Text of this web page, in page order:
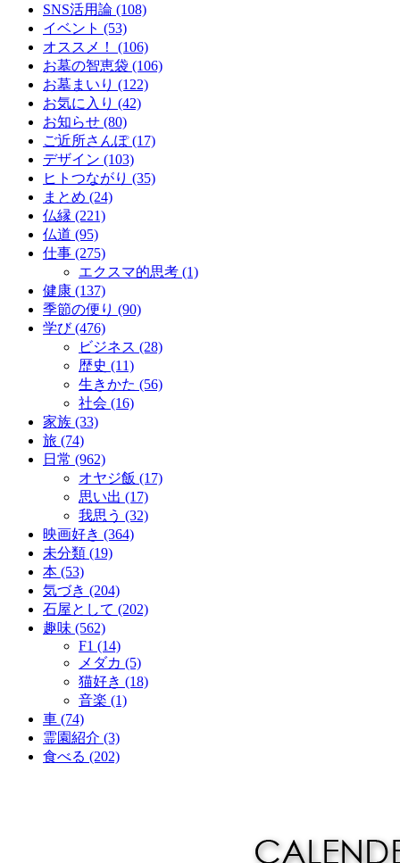
SNS活用論 (108)
イベント (53)
オススメ！ (106)
お墓の智恵袋 (106)
お墓まいり (122)
お気に入り (42)
お知らせ (80)
ご近所さんぽ (17)
デザイン (103)
ヒトつながり (35)
まとめ (24)
仏縁 (221)
仏道 (95)
仕事 (275)
エクスマ的思考 (1)
健康 (137)
季節の便り (90)
学び (476)
ビジネス (28)
歴史 (11)
生きかた (56)
社会 (16)
家族 (33)
旅 (74)
日常 (962)
オヤジ飯 (17)
思い出 (17)
我思う (32)
映画好き (364)
未分類 (19)
本 (53)
気づき (204)
石屋として (202)
趣味 (562)
F1 (14)
メダカ (5)
猫好き (18)
音楽 (1)
車 (74)
霊園紹介 (3)
食べる (202)